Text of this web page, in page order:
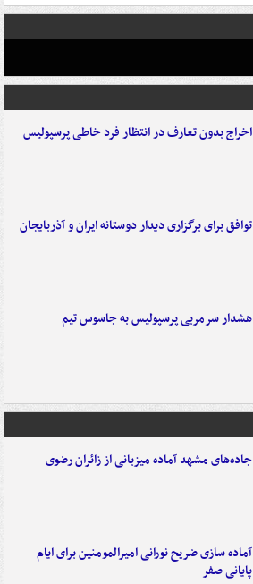
اخراج بدون تعارف در انتظار فرد خاطی پرسپولیس
توافق برای برگزاری دیدار دوستانه ایران و آذربایجان
هشدار سرمربی پرسپولیس به جاسوس تیم
جاده‌های مشهد آماده میزبانی از زائران رضوی
آماده سازی ضریح نورانی امیرالمومنین برای ایام
پایانی صفر